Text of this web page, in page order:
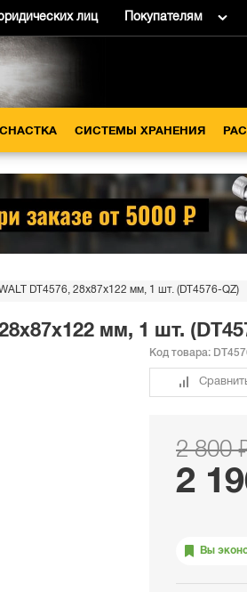
лиц Покупателям
СИСТЕМЫ ХРАНЕНИЯ
DT4576, 28x87x122 мм, 1 шт. (DT4576-QZ)
мм, 1 шт.
Код товара:
2 800
2
Вы